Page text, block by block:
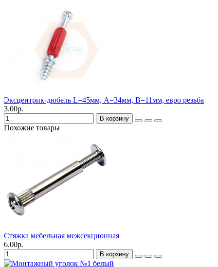
Эксцентрик-дюбель L=45мм, А=34мм, В=11мм, евро резьба
3.00р.
В корзину
Похожие товары
Стяжка мебельная межсекционная
6.00р.
В корзину